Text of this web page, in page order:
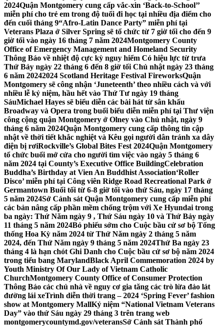
2024Quận Montgomery cung cấp vắc-xin ‘Back-to-School’’
miễn phí cho trẻ em trong độ tuổi đi học tại nhiều địa điểm cho
đến cuối tháng 9“Afro-Latin Dance Party” miễn phí tại
Veterans Plaza ở Silver Spring sẽ tổ chức từ 7 giờ tối cho đến 9
giờ tối vào ngày 16 tháng 7 năm 2024Montgomery County
Office of Emergency Management and Homeland Security
Thông Báo về nhiệt độ cực kỳ nguy hiểm Có hiệu lực từ trưa
Thứ Bảy ngày 22 tháng 6 đến 8 giờ tối Chủ nhật ngày 23 tháng
6 năm 20242024 Scotland Heritage Festival FireworksQuận
Montgomery sẽ công nhận ‘Juneteenth’ theo nhiều cách và với
nhiều lễ kỷ niệm, hầu hết vào Thứ Tư ngày 19 tháng
SáuMichael Hayes sẽ biểu diễn các bài hát từ sân khấu
Broadway và Opera trong buổi biểu diễn miễn phí tại Thư viện
công cộng quận Montgomery ở Olney vào Chủ nhật, ngày 9
tháng 6 năm 2024Quận Montgomery cung cấp thông tin cập
nhật về thời tiết khắc nghiệt và Kêu gọi người dân tránh xa dây
điện bị rơiRockville’s Global Bites Fest 2024Quận Montgomery
tổ chức buổi mở cửa cho người tìm việc vào ngày 5 tháng 6
năm 2024 tại County’s Executive Office BuildingCelebration
Buddha’s Birthday at Vien An Buddhist Association‘Roller
Disco’ miễn phí tại Công viên Ridge Road Recreational Park ở
Germantown Buổi tối từ 6-8 giờ tối vào thứ Sáu, ngày 17 tháng
5 năm 2024Sở Cảnh sát Quận Montgomery cung cấp miễn phí
các bản nâng cấp phần mềm chống trộm với Xe Hyundai trong
ba ngày: Thứ Năm ngày 9 , Thứ Sáu ngày 10 và Thứ Bảy ngày
11 tháng 5 năm 2024Bỏ phiếu sớm cho Cuộc bầu cử sơ bộ Tổng
thống Hoa Kỳ năm 2024 từ Thứ Năm ngày 2 tháng 5 năm
2024, đến Thứ Năm ngày 9 tháng 5 năm 2024Thứ Ba ngày 23
tháng 4 là hạn chót Ghi Danh cho Cuộc bầu cử sơ bộ năm 2024
trong tiểu bang MarylandBlack April Commemoration 2024 by
Youth Ministry Of Our Lady of Vietnam Catholic
ChurchMontgomery County Office of Consumer Protection
Thông Báo các chủ nhà về nguy cơ gia tăng các trò lừa đảo lát
đường lái xeTrình diễn thời trang – 2024 ‘Spring Fever’ fashion
show at Montgomery MallKỷ niệm “National Vietnam Veterans
Day” vào thứ Sáu ngày 29 tháng 3 trên trang web
montgomerycountymd.gov/veteransSở Cảnh sát Thành phố